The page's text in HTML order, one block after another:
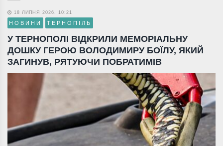
18 ЛИПНЯ 2026, 10:21
НОВИНИ ТЕРНОПІЛЬ
У ТЕРНОПОЛІ ВІДКРИЛИ МЕМОРІАЛЬНУ
ДОШКУ ГЕРОЮ ВОЛОДИМИРУ БОЇЛУ, ЯКИЙ
ЗАГИНУВ, РЯТУЮЧИ ПОБРАТИМІВ